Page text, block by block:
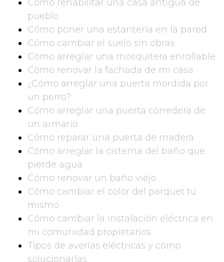
Cómo rehabilitar una casa antigua de
pueblo
Cómo poner una estantería en la pared
Cómo cambiar el suelo sin obras
Cómo arreglar una mosquitera enrollable
Cómo renovar la fachada de mi casa
¿Cómo arreglar una puerta mordida por
un perro?
Cómo arreglar una puerta corredera de
un armario
Cómo reparar una puerta de madera
Cómo arreglar la cisterna del baño que
pierde agua
Cómo renovar un baño viejo
Cómo cambiar el color del parquet tú
mismo
Cómo cambiar la instalación eléctrica en
mi comunidad propietarios
Tipos de averías eléctricas y cómo
solucionarlas